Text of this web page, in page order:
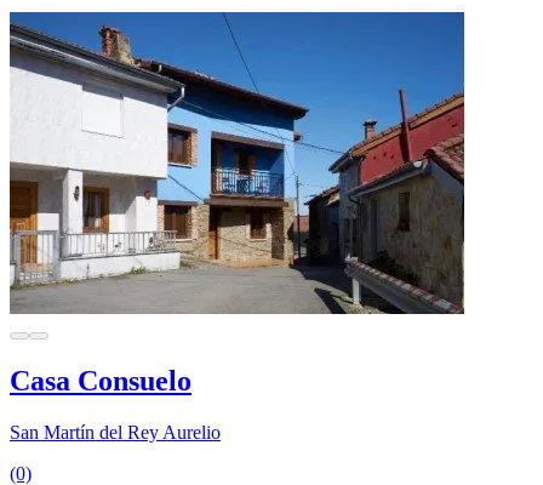
Casa Consuelo
San Martín del Rey Aurelio
(0)